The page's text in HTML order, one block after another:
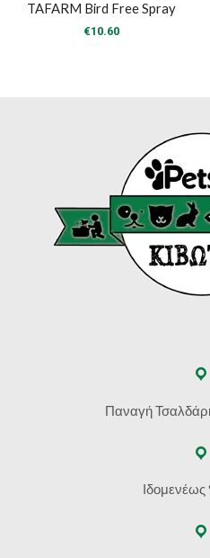
TAFARM Bird Free Spray
€10.60
Παναγή
Ιδομενέως